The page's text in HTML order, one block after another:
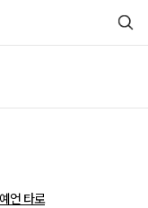
언 타로